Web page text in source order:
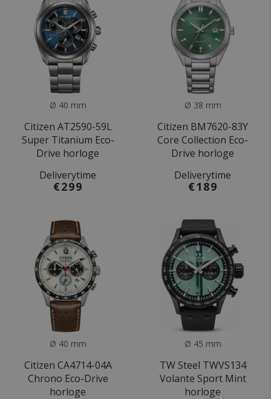
Ø 40 mm
Citizen AT2590-59L
Super Titanium Eco-
Drive horloge
Deliverytime
€299
Ø 38 mm
Citizen BM7620-83Y
Core Collection Eco-
Drive horloge
Deliverytime
€189
Ø 40 mm
Citizen CA4714-04A
Chrono Eco-Drive
horloge
Ø 45 mm
TW Steel TWVS134
Volante Sport Mint
horloge